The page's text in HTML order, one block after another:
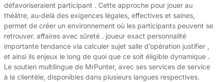
défavoriseraient participant . Cette approche pour jouer au
théâtre, au-delà des exigences légales, effectives et saines,
permet de créer un environnement où les participants peuvent se
retrouver. affaires avec sûreté . joueur exact personnalité
importante tendance via calculer sujet salle d’opération justifier ,
et ainsi ils enjeux le long de quoi que ce soit éligible dynamique .
Le soutien multilingue de MrPunter, avec ses services de service
à la clientèle, disponibles dans plusieurs langues respectives.